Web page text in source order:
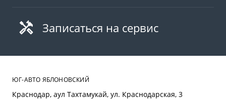
Записаться на сервис
ЮГ-АВТО ЯБЛОНОВСКИЙ
Краснодар, аул Тахтамукай, ул. Краснодарская, 3